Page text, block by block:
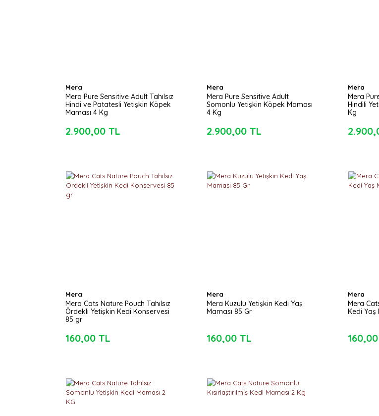
Mera
Mera Pure Sensitive Adult Tahılsız
Hindi ve Patatesli Yetişkin Köpek
Maması 4 Kg
2.900,00 TL
Mera
Mera Pure Sensitive Adult
Somonlu Yetişkin Köpek Maması
4 Kg
2.900,00 TL
Mera
Mera
Hindili
Kg
Mera
Mera Cats Nature Pouch Tahılsız
Ördekli Yetişkin Kedi Konservesi
85 gr
160,00 TL
Mera
Mera Kuzulu Yetişkin Kedi Yaş
Maması 85 Gr
160,00 TL
Mera
Mera
Kedi Yaş